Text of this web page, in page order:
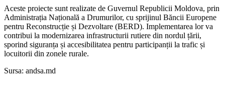
Aceste proiecte sunt realizate de Guvernul Republicii Moldova, prin
Administrația Națională a Drumurilor, cu sprijinul Băncii Europene
pentru Reconstrucție și Dezvoltare (BERD). Implementarea lor va
contribui la modernizarea infrastructurii rutiere din nordul țării,
sporind siguranța și accesibilitatea pentru participanții la trafic și
locuitorii din zonele rurale.
Sursa: andsa.md